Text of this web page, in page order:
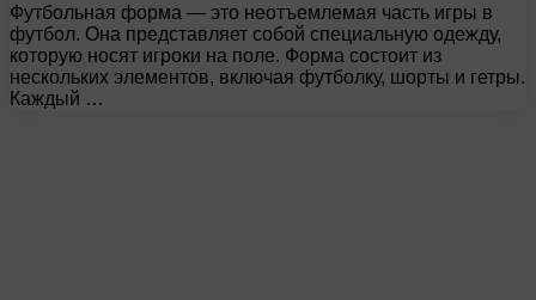
Футбольная форма — это неотъемлемая часть игры в
футбол. Она представляет собой специальную одежду,
которую носят игроки на поле. Форма состоит из
нескольких элементов, включая футболку, шорты и гетры.
Каждый …